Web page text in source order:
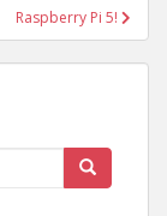
Raspberry Pi 5!